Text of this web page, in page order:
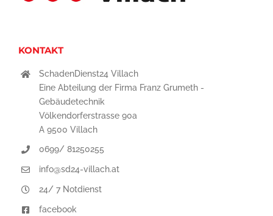
KONTAKT
SchadenDienst24 Villach
Eine Abteilung der Firma Franz Grumeth -
Gebäudetechnik
Völkendorferstrasse 90a
A 9500 Villach
0699/ 81250255
info@sd24-villach.at
24/ 7 Notdienst
facebook